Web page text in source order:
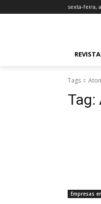
sexta-feira,
Tags
Tag:
Empresas